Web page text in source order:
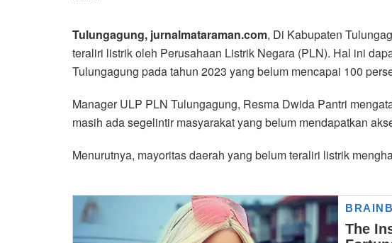
Tulungagung, jurnalmataraman.com, Di Kabupaten
teraliri listrik oleh Perusahaan Listrik Negara (PLN). Hal ini
Tulungagung pada tahun 2023 yang belum mencapai 100
Manager ULP PLN Tulungagung, Resma Dwida Pantri
masih ada segelintir masyarakat yang belum mendapatkan
Menurutnya, mayoritas daerah yang belum teraliri listrik